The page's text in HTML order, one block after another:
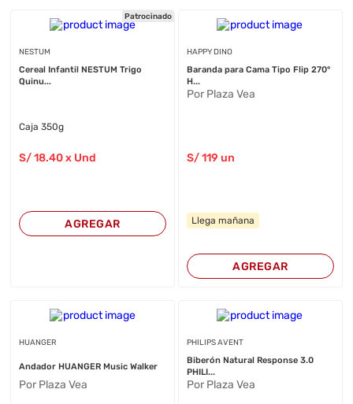
Patrocinado
NESTUM
Cereal Infantil NESTUM Trigo
Quinu...
Caja 350g
S/18.40 x Und
AGREGAR
HAPPY DINO
Baranda para Cama Tipo Flip 270°
H...
Por Plaza Vea
S/119 un
Llega mañana
AGREGAR
HUANGER
Andador HUANGER Music Walker
Por Plaza Vea
PHILIPS AVENT
Biberón Natural Response 3.0
PHILI...
Por Plaza Vea